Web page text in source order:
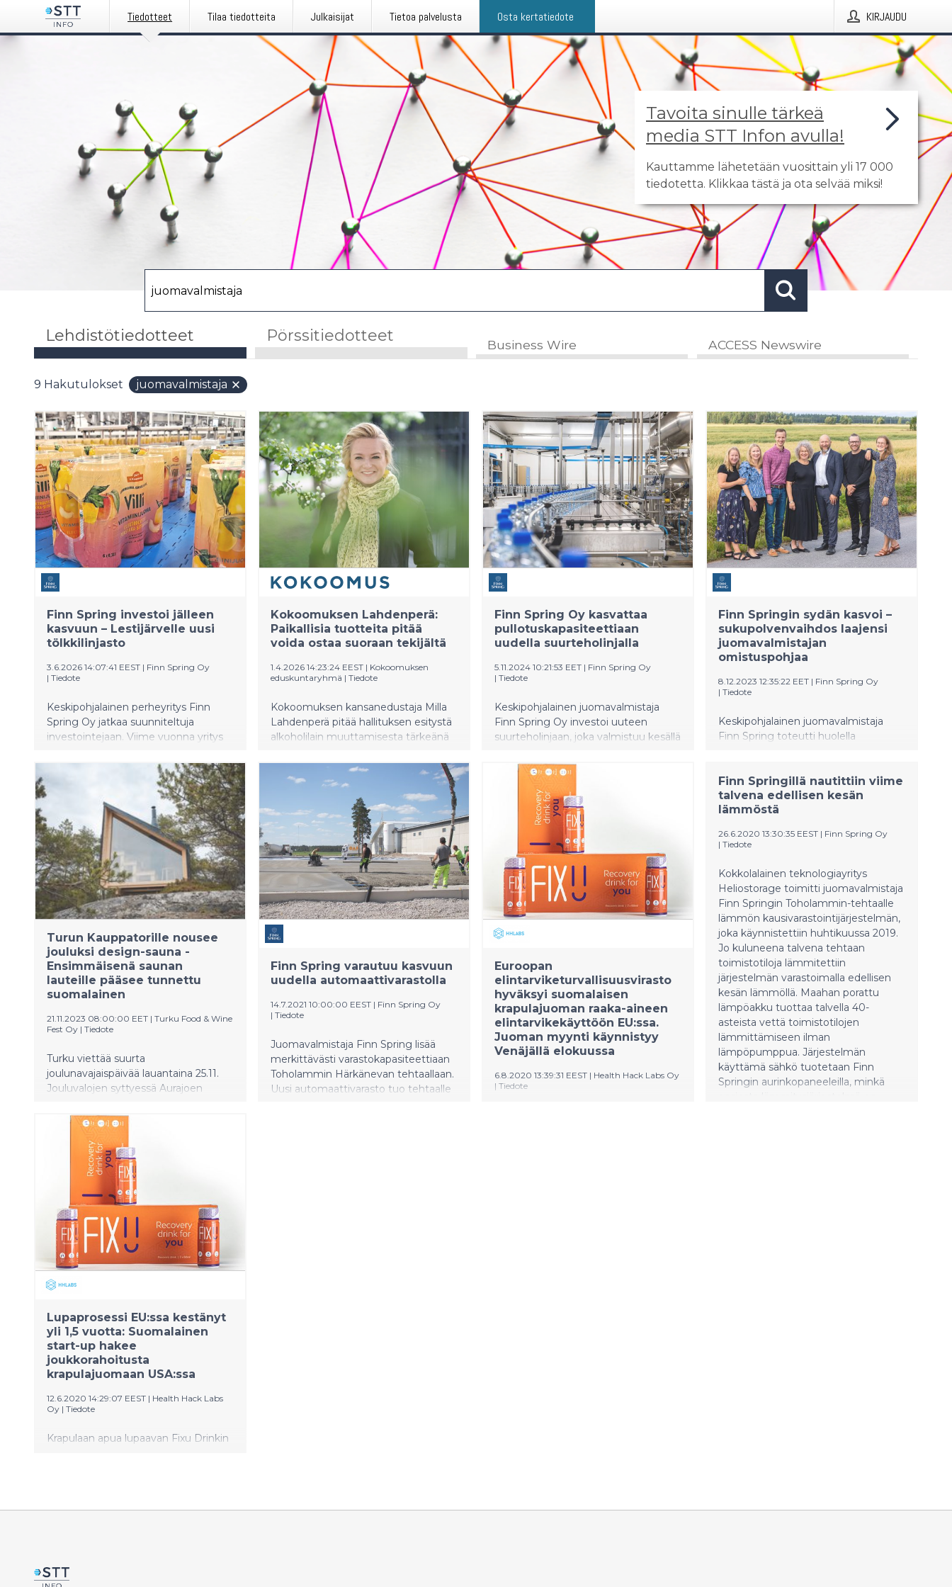
Tiedotteet Tilaa tiedotteita Julkaisijat Tietoa palvelusta Osta kertatiedote KIRJAUDU
Tavoita sinulle tärkeä
media STT Infon avulla!
Kauttamme lähetetään vuosittain yli 17 000
tiedotetta. Klikkaa tästä ja ota selvää miksi!
Lehdistötiedotteet Pörssitiedotteet Business Wire ACCESS Newswire
9 Hakutulokset juomavalmistaja
Finn Spring investoi jälleen
kasvuun – Lestijärvelle uusi
tölkkilinjasto
3.6.2026 14:07:41 EEST | Finn Spring Oy
| Tiedote
Keskipohjalainen perheyritys Finn
Spring Oy jatkaa suunniteltuja
investointejaan. Viime vuonna yritys
Toholammin Härkänevalla sijaitsevalle
tuotantolaitokselleen. Tänä vuonna
vuorossa oli uuden, tehokkaamman
tölkkilinjaston asennus Lestijärven
tuotantolaitokselle. Nykyisen
tölkkilinjaston rinnalle hankittu uusi
tuotantolinja kolminkertaistaa
yrityksen tölkkituotteiden
valmistuskapasiteetin ja mahdollistaa
ensimmäistä kertaa hiilihapottomien
tölkkituotteiden valmistuksen.
Kokoomuksen Lahdenperä:
Paikallisia tuotteita pitää
voida ostaa suoraan tekijältä
1.4.2026 14:23:24 EEST | Kokoomuksen
eduskuntaryhmä | Tiedote
Kokoomuksen kansanedustaja Milla
Lahdenperä pitää hallituksen esitystä
alkoholilain muuttamisesta tärkeänä
Suomen kaltaisille alueille, joissa
paikallinen tuotanto, ruokakulttuuri ja
matkailu kulkevat vahvasti käsi
kädessä.
Finn Spring Oy kasvattaa
pullotuskapasiteettiaan
uudella suurteholinjalla
5.11.2024 10:21:53 EET | Finn Spring Oy
| Tiedote
Keskipohjalainen juomavalmistaja
Finn Spring Oy investoi uuteen
suurteholinjaan, joka valmistuu kesällä
pullotuslinja lisää
tuotantokapasiteettia merkittävästi ja
mahdollistaa uusia asiakkuuksia ja
tuoteportfolion laajentamista. Uuden
linjaston asennustyöt sekä tarvittavan
infrastruktuurin rakentaminen
työllistävät Härkänevan
tehdasalueella syksystä 2024 kesään
2025 saakka.
Finn Springin sydän kasvoi –
sukupolvenvaihdos laajensi
juomavalmistajan
omistuspohjaa
8.12.2023 12:35:22 EET | Finn Spring Oy
| Tiedote
Keskipohjalainen juomavalmistaja
Finn Spring toteutti huolella
perustajat Virpi ja Hannu Ali-Haapala
myivät sukupolvenvaihdoksessa 50
prosenttia yrityksestä viidelle
Turun Kauppatorille nousee
jouluksi design-sauna -
Ensimmäisenä saunan
lauteille pääsee tunnettu
suomalainen
21.11.2023 08:00:00 EET | Turku Food & Wine
Fest Oy | Tiedote
Turku viettää suurta
joulunavajaispäivää lauantaina 25.11.
Jouluvalojen syttyessä Aurajoen
sydämessä myös jotain uutta ja
ainutlaatuista: lumoava Kauppatorin
Joulusauna.
Finn Spring varautuu kasvuun
uudella automaattivarastolla
14.7.2021 10:00:00 EEST | Finn Spring Oy
| Tiedote
Juomavalmistaja Finn Spring lisää
merkittävästi varastokapasiteettiaan
Toholammin Härkänevan tehtaallaan.
Uusi automaattivarasto tuo tehtaalle
Euroopan
elintarviketurvallisuusvirasto
hyväksyi suomalaisen
krapulajuoman raaka-aineen
elintarvikekäyttöön EU:ssa.
Juoman myynti käynnistyy
Venäjällä elokuussa
6.8.2020 13:39:31 EEST | Health Hack Labs Oy
| Tiedote
Finn Springillä nautittiin viime
talvena edellisen kesän
lämmöstä
26.6.2020 13:30:35 EEST | Finn Spring Oy
| Tiedote
Kokkolalainen teknologiayritys
Heliostorage toimitti juomavalmistaja
Finn Springin Toholammin-tehtaalle
lämmön kausivarastointijärjestelmän,
joka käynnistettiin huhtikuussa 2019.
Jo kuluneena talvena tehtaan
toimistotiloja lämmitettiin
järjestelmän varastoimalla edellisen
kesän lämmöllä. Maahan porattu
lämpöakku tuottaa talvella 40-
asteista vettä toimistotilojen
lämmittämiseen ilman
lämpöpumppua. Järjestelmän
käyttämä sähkö tuotetaan Finn
Springin aurinkopaneeleilla, minkä
Lupaprosessi EU:ssa kestänyt
yli 1,5 vuotta: Suomalainen
start-up hakee
joukkorahoitusta
krapulajuomaan USA:ssa
12.6.2020 14:29:07 EEST | Health Hack Labs
Oy | Tiedote
Krapulaan apua lupaavan Fixu Drinkin
turhauttaa yrittäjiä, sillä raaka-aineena